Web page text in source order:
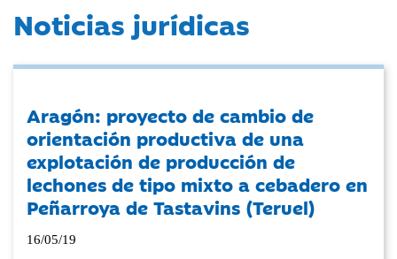
Noticias jurídicas
Aragón: proyecto de cambio de
orientación productiva de una
explotación de producción de
lechones de tipo mixto a cebadero en
Peñarroya de Tastavins (Teruel)
16/05/19